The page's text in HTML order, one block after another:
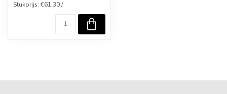
Stukprijs: €61,30 /